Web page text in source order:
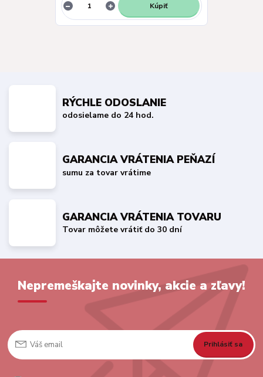
Kúpiť
RÝCHLE ODOSLANIE
odosielame do 24 hod.
GARANCIA VRÁTENIA PEŇAZÍ
sumu za tovar vrátime
GARANCIA VRÁTENIA TOVARU
Tovar môžete vrátiť do 30 dní
Nepremeškajte novinky, akcie a zľavy!
Prihlásiť sa